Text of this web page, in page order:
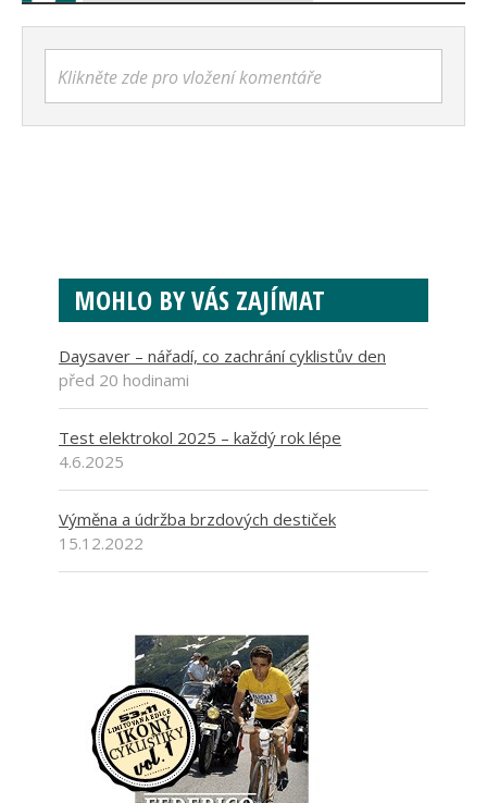
Klikněte zde pro vložení komentáře
MOHLO BY VÁS ZAJÍMAT
Daysaver – nářadí, co zachrání cyklistův den
před 20 hodinami
Test elektrokol 2025 – každý rok lépe
4.6.2025
Výměna a údržba brzdových destiček
15.12.2022